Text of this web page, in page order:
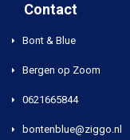
Contact
Bont & Blue
Bergen op Zoom
0621665844
bontenblue@ziggo.nl